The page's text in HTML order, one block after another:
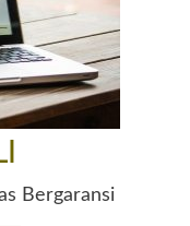
Bergaransi